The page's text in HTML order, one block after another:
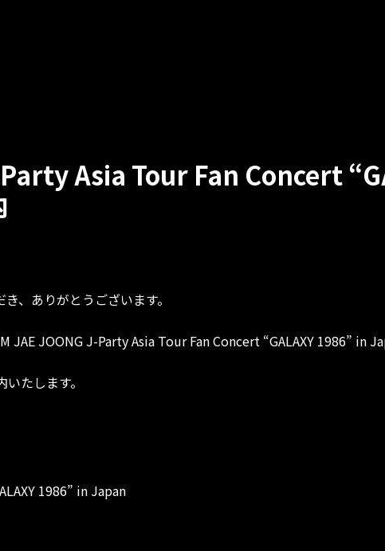
Asia Tour Fan Concert
、ありがとうございます。
JOONG J-Party Asia Tour Fan Concert “GALAXY 1986” in
たします。
1986” in Japan